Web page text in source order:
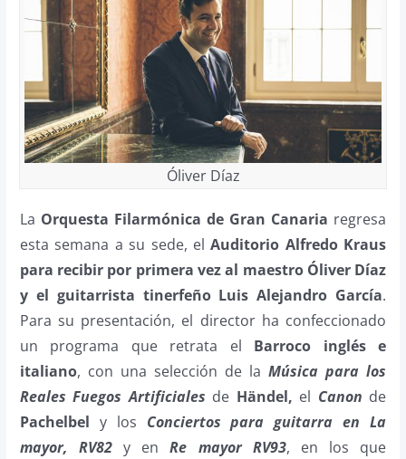
Óliver Díaz
La Orquesta Filarmónica de Gran Canaria regresa
esta semana a su sede, elAuditorio Alfredo Kraus
para recibir por primera vez al maestro Óliver Díaz
y el guitarrista tinerfeño Luis Alejandro García.
Para su presentación, el director ha confeccionado
un programa que retrata el Barroco inglés e
italiano, con una selección de laMúsica para los
Reales Fuegos Artificiales de Händel, el Canon de
Pachelbel y los Conciertos para guitarra en La
mayor, RV82y enRe mayor RV93, en los que